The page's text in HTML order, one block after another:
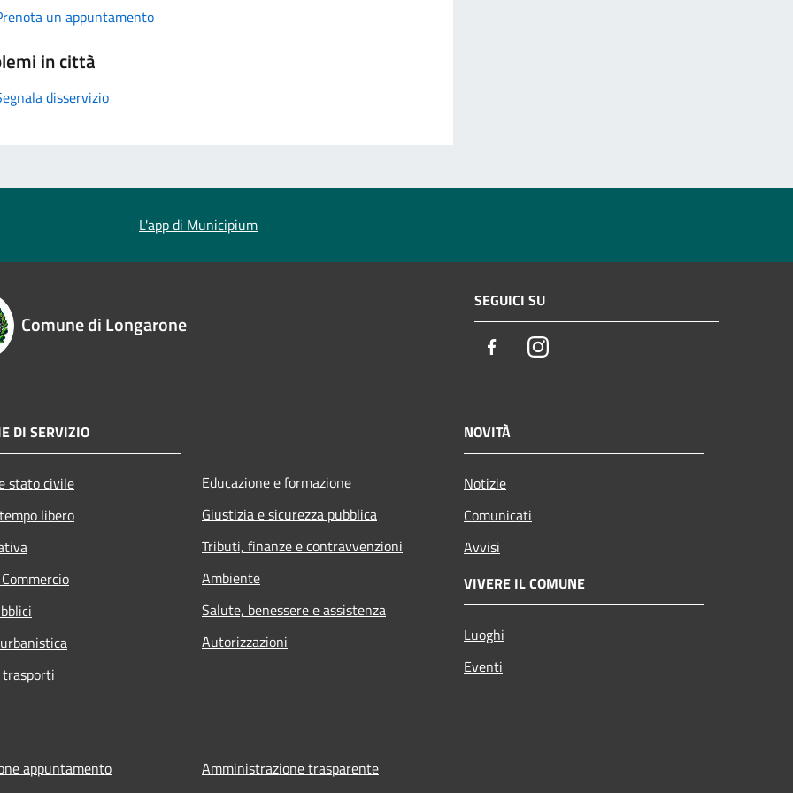
un appuntamento
in città
disservizio
L'app di Municipium
Comune di Longarone
SEGUICI SU
FacebookInstagram
DI SERVIZIO
stato civile
libero
Educazione e formazione
Giustizia e sicurezza pubblica
Tributi, finanze e contravvenzioni
Ambiente
Salute, benessere e assistenza
Autorizzazioni
NOVITÀ
Notizie
Comunicati
Avvisi
VIVERE IL COMUNE
Luoghi
Eventi
appuntamento
Amministrazione trasparente